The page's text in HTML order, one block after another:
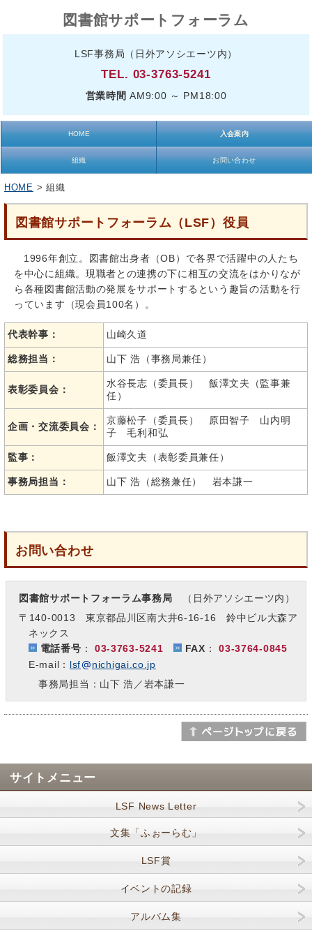
図書館サポートフォーラム
LSF事務局（日外アソシエーツ内）
TEL. 03-3763-5241
営業時間 AM9:00 ～ PM18:00
HOME 入会案内
組織 お問い合わせ
HOME > 組織
図書館サポートフォーラム（LSF）役員
1996年創立。図書館出身者（OB）で各界で活躍中の人たち
を中心に組織。現職者との連携の下に相互の交流をはかりなが
ら各種図書館活動の発展をサポートするという趣旨の活動を行
っています（現会員100名）。
代表幹事： 山崎久道
総務担当： 山下 浩（事務局兼任）
表彰委員会：
水谷長志（委員長） 飯澤文夫（監事兼
任）
企画・交流委員会：
京藤松子（委員長） 原田智子 山内明
子 毛利和弘
監事： 飯澤文夫（表彰委員兼任）
事務局担当： 山下 浩（総務兼任） 岩本謙一
お問い合わせ
図書館サポートフォーラム事務局 （日外アソシエーツ内）
〒140-0013 東京都品川区南大井6-16-16 鈴中ビル大森ア
ネックス
電話番号 ： 03-3763-5241 FAX ：03-3764-0845
E-mail： lsf
nichigai.co.jp
事務局担当：山下 浩／岩本謙一
サイトメニュー
LSF News Letter
文集「ふぉーらむ」
LSF賞
イベントの記録
アルバム集